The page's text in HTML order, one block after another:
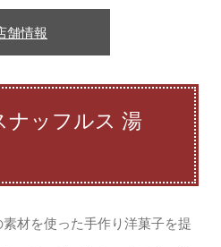
舗情報
ナッフルス 湯
材を使った手作り洋菓子を提